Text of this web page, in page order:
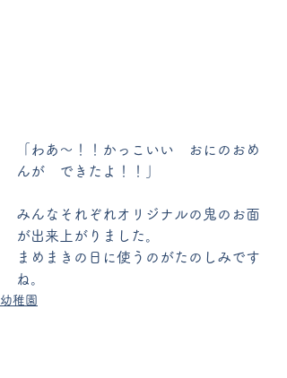
「わあ～！！かっこいい　おにのおめ
んが　できたよ！！」
みんなそれぞれオリジナルの鬼のお面
が出来上がりました。
まめまきの日に使うのがたのしみです
ね。
幼稚園